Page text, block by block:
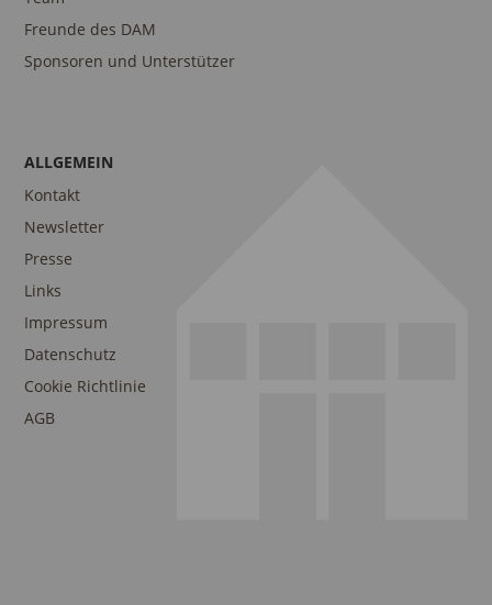
Freunde des DAM
Sponsoren und Unterstützer
ALLGEMEIN
Kontakt
Newsletter
Presse
Links
Impressum
Datenschutz
Cookie Richtlinie
AGB